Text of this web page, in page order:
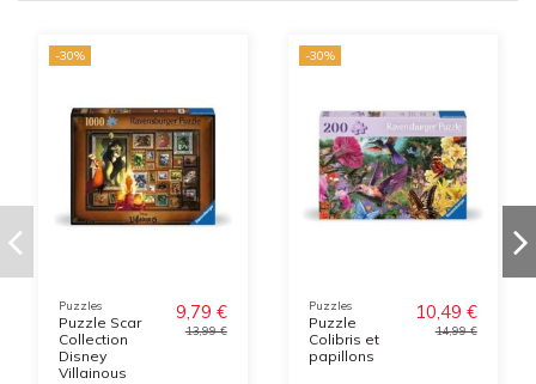
-30%
Puzzles
Puzzle Scar
Collection
Disney
Villainous
9,79 €
13,99 €
-30%
Puzzles
Puzzle
Colibris et
papillons
10,49 €
14,99 €